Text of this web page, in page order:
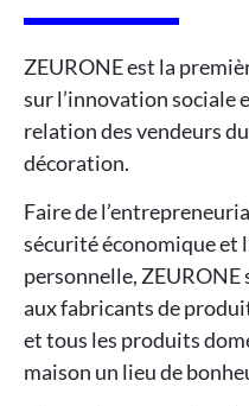
ZEURONE est la
sur l’innovation sociale
relation des vendeurs
décoration.
Faire de
sécurité économique et
personnelle, ZEURONE
aux fabricants de
et tous les produits
maison un lieu de